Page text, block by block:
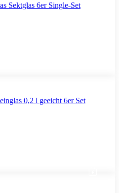
Sektglas 6er Single-Set
0,2 l geeicht 6er Set